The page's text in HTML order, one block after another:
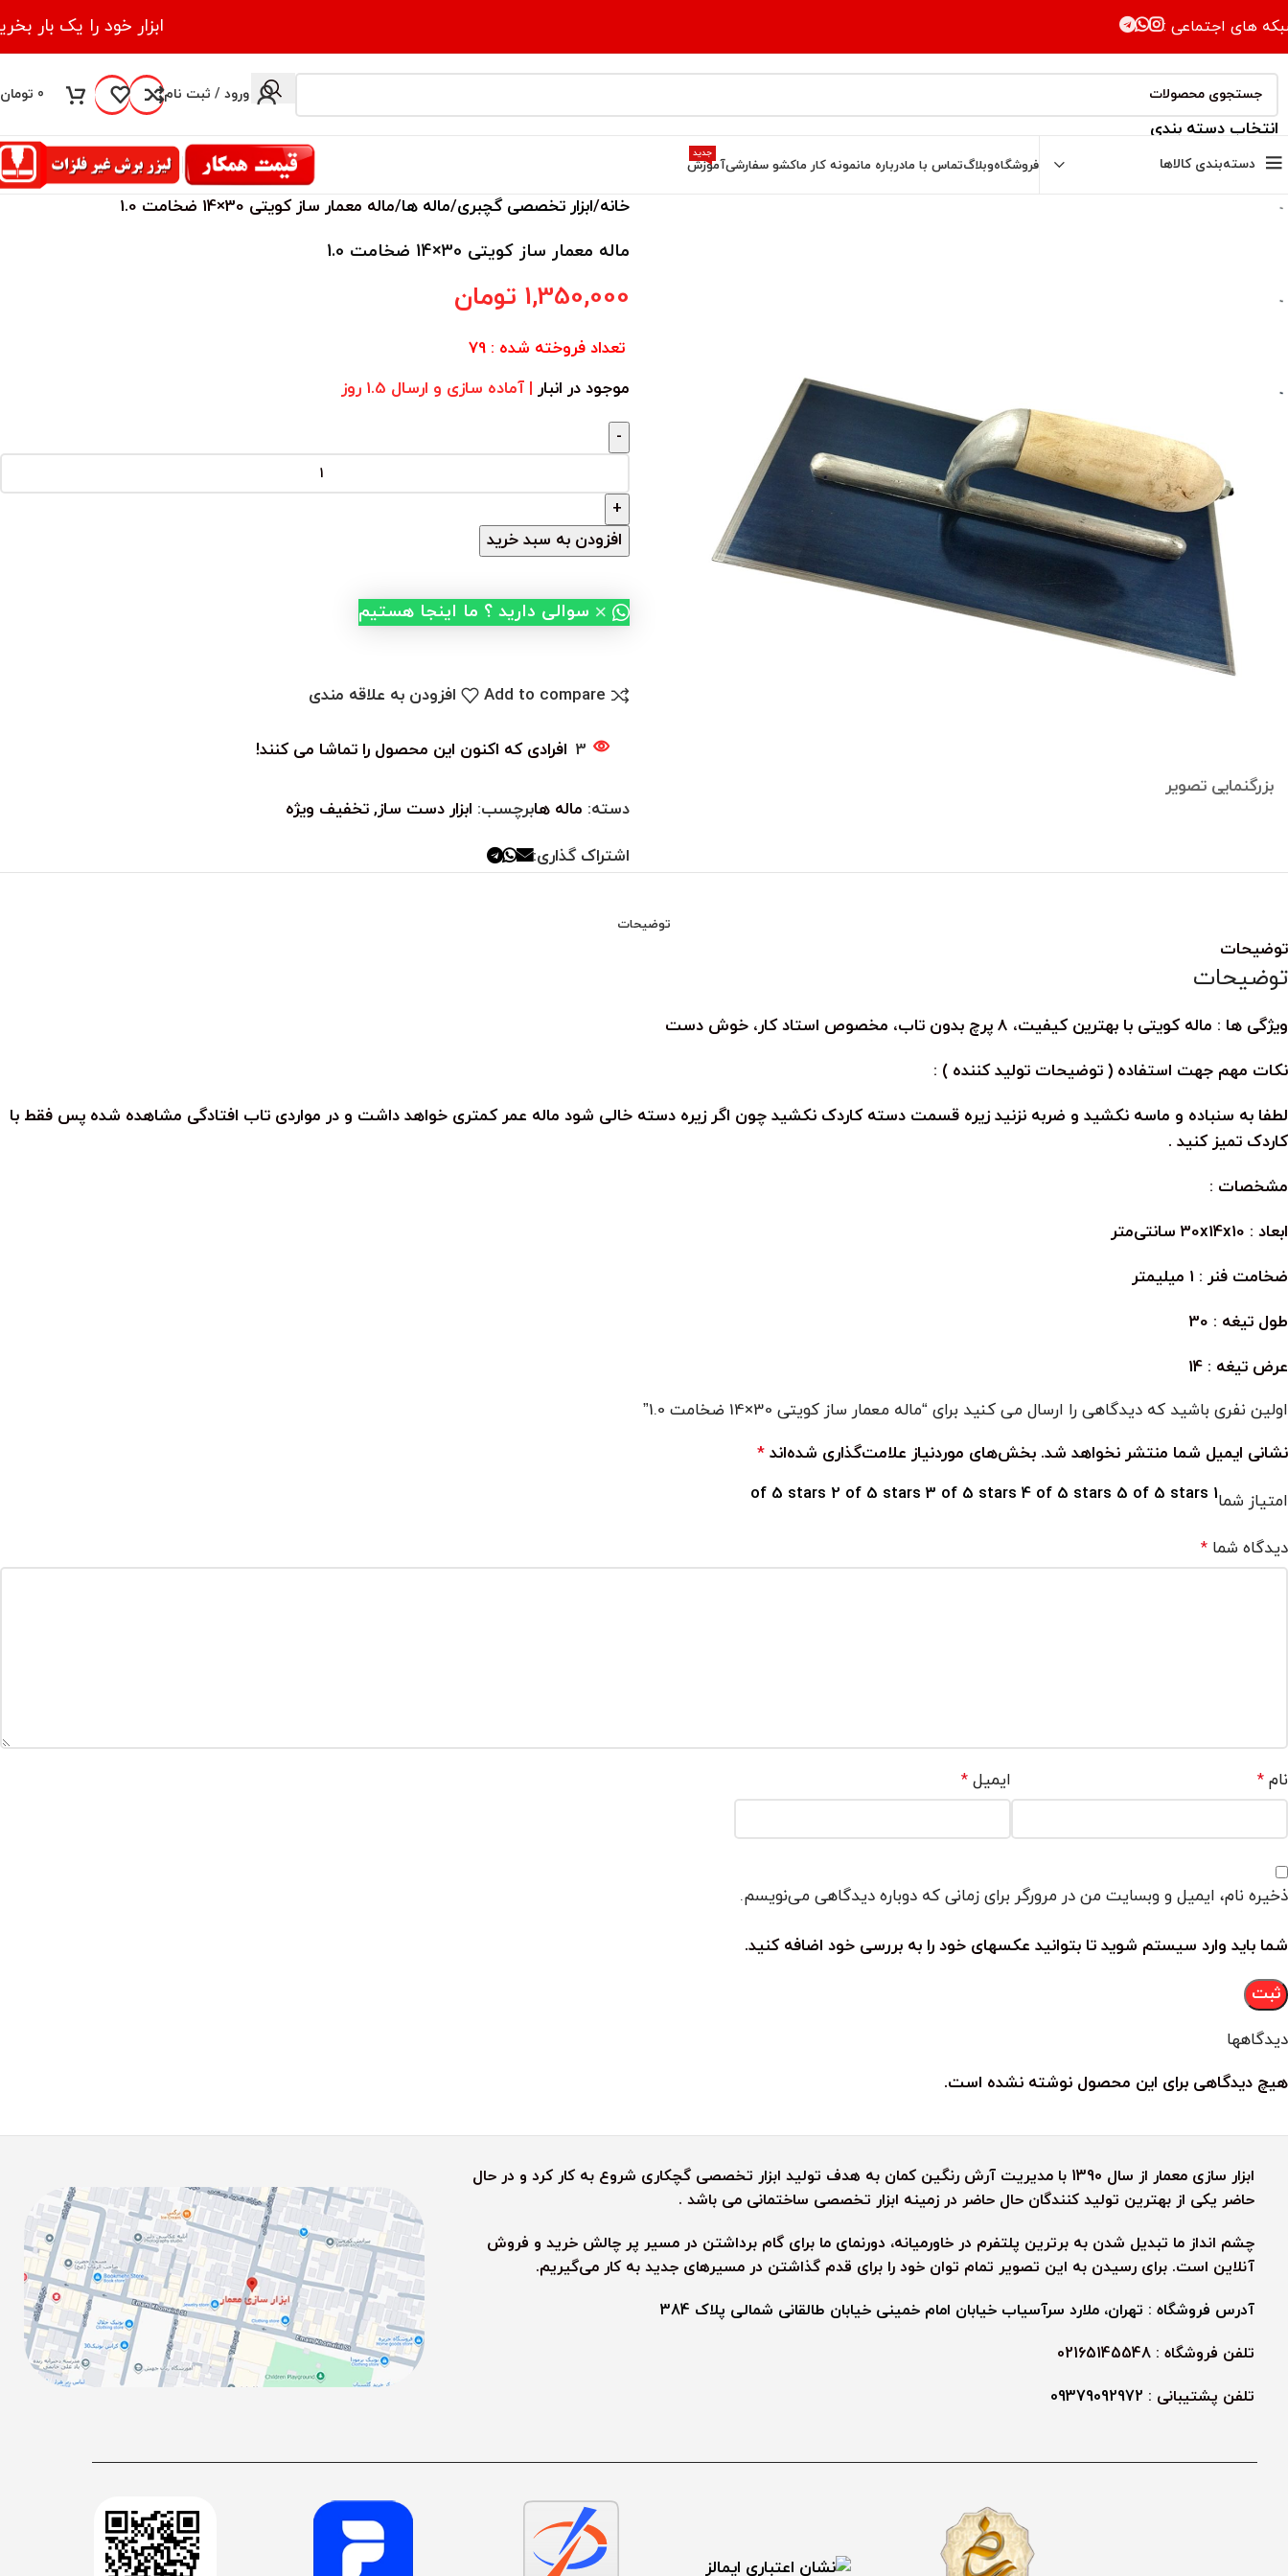
های اجتماعی : ابزار خود را یک بار
انتخاب دسته بندی
ورود / ثبت نام 0 تومان
دسته‌بندی کالاها فروشگاهوبلاگتماس با مادرباره مانمونه کار ماکشو سفارشیآموزش
جدید
بزرگنمایی تصویر
خانه ابزار تخصصی گچبری ماله ها ماله معمار ساز کویتی 30×14 ضخامت 1.0
ماله معمار ساز کویتی 30×14 ضخامت 1.0
1,350,000 تومان
تعداد فروخته شده : 79
موجود در انبار | آماده سازی و ارسال 1.5 روز
افزودن به سبد خرید
× سوالی دارید ؟ ما اینجا هستیم
Add to compare افزودن به علاقه مندی
3 افرادی که اکنون این محصول را تماشا می کنند!
دسته: ماله هابرچسب: ابزار دست ساز, تخفیف ویژه
اشتراک گذاری:
توضیحات
توضیحات
توضیحات
ویژگی ها : ماله کویتی با بهترین کیفیت، 8 پرچ بدون تاب، مخصوص استاد کار، خوش دست
نکات مهم جهت استفاده ( توضیحات تولید کننده ) :
لطفا به سنباده و ماسه نکشید و ضربه نزنید زیره قسمت دسته کاردک نکشید چون اگر زیره دسته خالی شود ماله عمر کمتری خواهد داشت و در مواردی تاب افتادگی مشاهده شده پس فقط با
کاردک تمیز کنید .
مشخصات :
ابعاد : 30x14x10 سانتی‌متر
ضخامت فنر : 1 میلیمتر
طول تیغه : 30
عرض تیغه : 14
دیدگاهها
هیچ دیدگاهی برای این محصول نوشته نشده است.
اولین نفری باشید که دیدگاهی را ارسال می کنید برای “ماله معمار ساز کویتی 30×14 ضخامت 1.0”
نشانی ایمیل شما منتشر نخواهد شد. بخش‌های موردنیاز علامت‌گذاری شده‌اند *
امتیاز شما1 of 5 stars
2 of 5 stars 3 of 5 stars 4 of 5 stars 5 of 5 stars
دیدگاه شما *
نام * ایمیل *
ذخیره نام، ایمیل و وبسایت من در مرورگر برای زمانی که دوباره دیدگاهی می‌نویسم.
شما باید وارد سیستم شوید تا بتوانید عکسهای خود را به بررسی خود اضافه کنید.
ابزار سازی معمار از سال 1390 با مدیریت آرش رنگین کمان به هدف تولید ابزار تخصصی گچکاری شروع به کار کرد و در حال
حاضر یکی از بهترین تولید کنندگان حال حاضر در زمینه ابزار تخصصی ساختمانی می باشد .
چشم انداز ما تبدیل شدن به برترین پلتفرم در خاورمیانه، دورنمای ما برای گام برداشتن در مسیر پر چالش خرید و فروش
آنلاین است. برای رسیدن به این تصویر تمام توان خود را برای قدم گذاشتن در مسیرهای جدید به کار می‌گیریم.
آدرس فروشگاه : تهران، ملارد سرآسیاب خیابان امام خمینی خیابان طالقانی شمالی پلاک 384
تلفن فروشگاه : 02165145548
تلفن پشتیبانی : 09379092972